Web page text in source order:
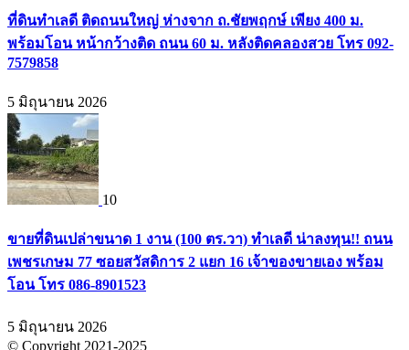
ที่ดินทำเลดี ติดถนนใหญ่ ห่างจาก ถ.ชัยพฤกษ์ เพียง 400 ม.
พร้อมโอน หน้ากว้างติด ถนน 60 ม. หลังติดคลองสวย โทร 092-
7579858
5 มิถุนายน 2026
10
ขายที่ดินเปล่าขนาด 1 งาน (100 ตร.วา) ทำเลดี น่าลงทุน!! ถนน
เพชรเกษม 77 ซอยสวัสดิการ 2 แยก 16 เจ้าของขายเอง พร้อม
โอน โทร 086-8901523
5 มิถุนายน 2026
© Copyright 2021-2025